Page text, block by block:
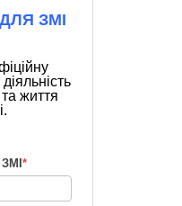
ЗМІ
життя
*